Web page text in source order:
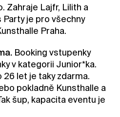
Zahraje Lajfr, Lilith a
Party je pro všechny
Praha.
Booking vstupenky
v kategorii Junior*ka.
26 let je taky zdarma.
pokladně Kunsthalle a
šup, kapacita eventu je